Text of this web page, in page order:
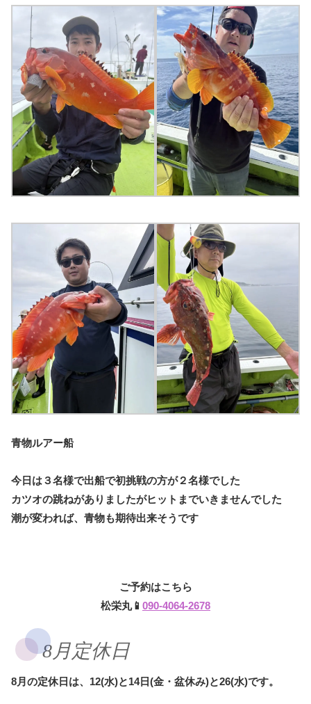
青物ルアー船
今日は３名様で出船で初挑戦の方が２名様でした
カツオの跳ねがありましたがヒットまでいきませんでした
潮が変われば、青物も期待出来そうです
ご予約はこちら
松栄丸📱 090-4064-2678
8月定休日
8月の定休日は、12(水)と14日(金・盆休み)と26(水)です。